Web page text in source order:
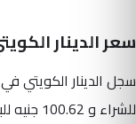
سعر الدينار
للشراء و 100.62 جنيه للبيع.